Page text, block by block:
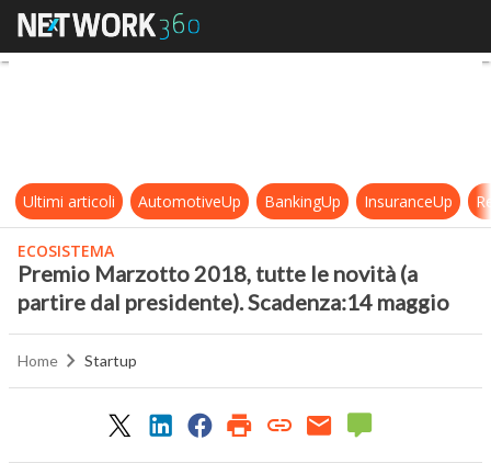
Premio Marzotto 2018, tutte le
Ultimi articoli AutomotiveUp BankingUp InsuranceUp
ECOSISTEMA
Premio Marzotto 2018, tutte le novità (a
partire dal presidente). Scadenza:14 maggio
Home Startup